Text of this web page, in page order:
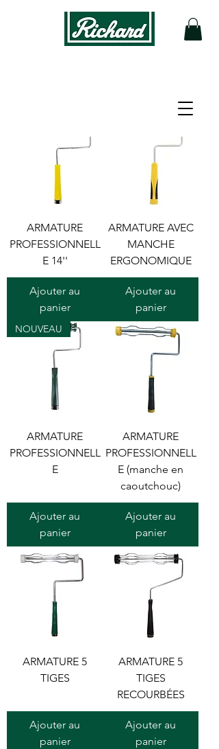
ARMATURE
PROFESSIONNELL
E 14''
Ajouter au
panier
ARMATURE AVEC
MANCHE
ERGONOMIQUE
Ajouter au
panier
NOUVEAU
ARMATURE
PROFESSIONNELL
E
Ajouter au
panier
ARMATURE
PROFESSIONNELL
E (manche en
caoutchouc)
Ajouter au
panier
ARMATURE 5
TIGES
Ajouter au
panier
ARMATURE 5
TIGES
RECOURBÉES
Ajouter au
panier